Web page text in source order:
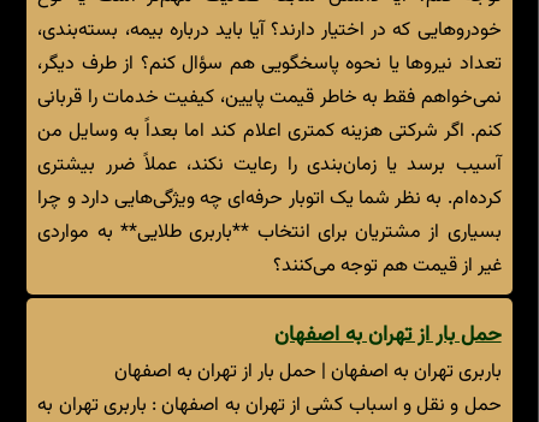
خودروهایی که در اختیار دارند؟ آیا باید درباره بیمه، بسته‌بندی،
تعداد نیروها یا نحوه پاسخگویی هم سؤال کنم؟ از طرف دیگر،
نمی‌خواهم فقط به خاطر قیمت پایین، کیفیت خدمات را قربانی
کنم. اگر شرکتی هزینه کمتری اعلام کند اما بعداً به وسایل من
آسیب برسد یا زمان‌بندی را رعایت نکند، عملاً ضرر بیشتری
کرده‌ام. به نظر شما یک اتوبار حرفه‌ای چه ویژگی‌هایی دارد و چرا
بسیاری از مشتریان برای انتخاب **باربری طلایی** به مواردی
غیر از قیمت هم توجه می‌کنند؟
حمل بار از تهران به اصفهان
باربری تهران به اصفهان | حمل بار از تهران به اصفهان
حمل و نقل و اسباب کشی از تهران به اصفهان : باربری تهران به